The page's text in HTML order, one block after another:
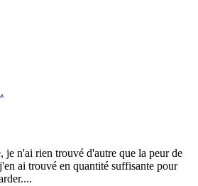
je n'ai rien trouvé d'autre que la peur de
ai trouvé en quantité suffisante pour